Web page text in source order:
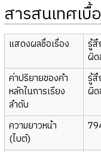
สารสนเทศเบื้
แสดงผลชื่อเรื่อง
รู้สึ
ผิด
ค่าปริยายของคำ
หลักในการเรียง
ลำดับ
รู้สึ
ผิด
ความยาวหน้า
(ไบต์)